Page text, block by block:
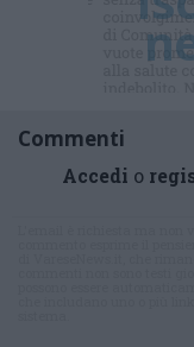
Commenti
Accedi o